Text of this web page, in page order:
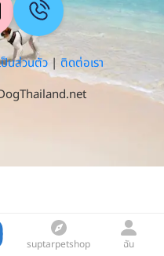
suptarpetshop ฉัน
ป็นส่วนตัว| ติดต่อเรา